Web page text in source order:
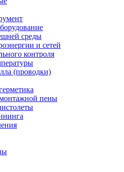
среды
и сетей
контроля
(проводки)
пены